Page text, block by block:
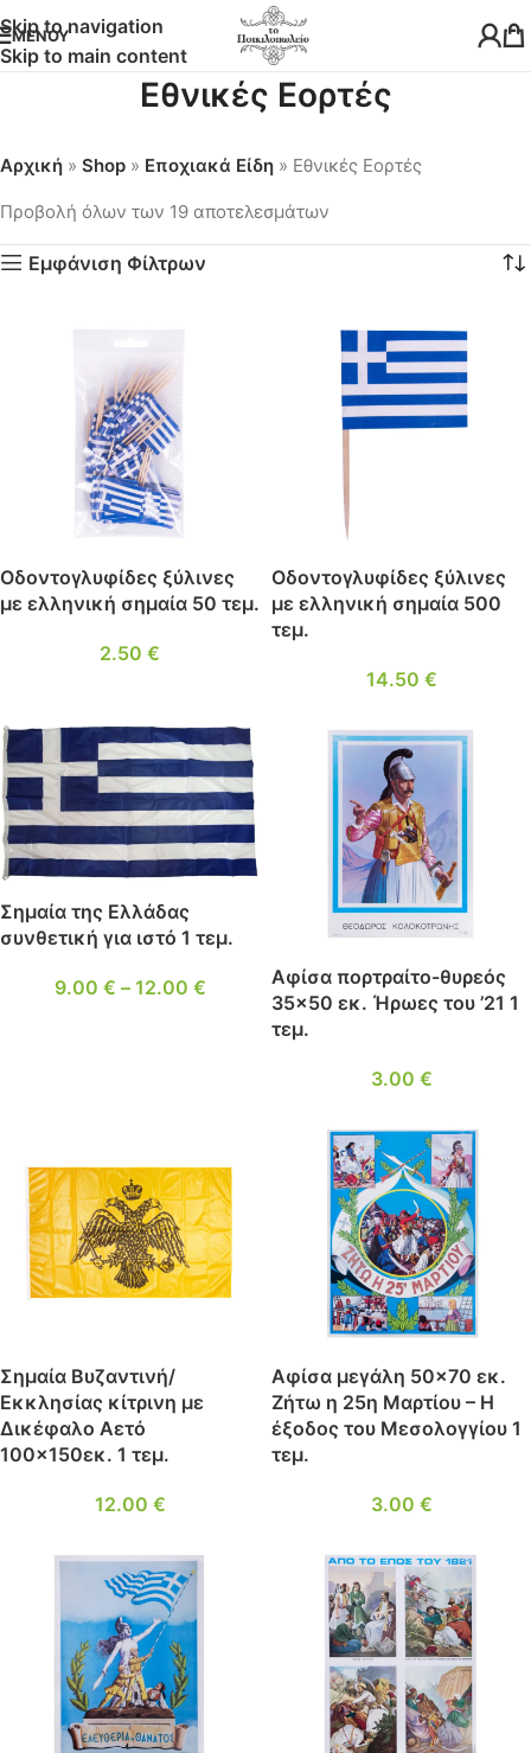
Skip to navigation
Skip to main content
ΜΕΝΟΎ
Εθνικές Εορτές
Αρχική » Shop » Εποχιακά Είδη » Εθνικές Εορτές
Προβολή όλων των 19 αποτελεσμάτων
Εμφάνιση Φίλτρων
Οδοντογλυφίδες ξύλινες
με ελληνική σημαία 50 τεμ.
2.50 €
Οδοντογλυφίδες ξύλινες
με ελληνική σημαία 500
τεμ.
14.50 €
Σημαία της Ελλάδας
συνθετική για ιστό 1 τεμ.
9.00 € – 12.00 €
Αφίσα πορτραίτο-θυρεός
35×50 εκ. Ήρωες του ’21 1
τεμ.
3.00 €
Σημαία Βυζαντινή/
Εκκλησίας κίτρινη με
Δικέφαλο Αετό
100×150εκ. 1 τεμ.
12.00 €
Αφίσα μεγάλη 50×70 εκ.
Ζήτω η 25η Μαρτίου – Η
έξοδος του Μεσολογγίου 1
τεμ.
3.00 €